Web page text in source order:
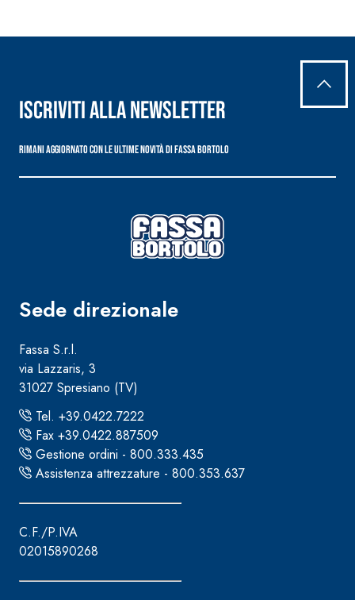
Iscriviti alla newsletter
Rimani aggiornato con le ultime novità di Fassa Bortolo
Sede direzionale
Fassa S.r.l.
via Lazzaris, 3
31027 Spresiano (TV)
Tel. +39.0422.7222
Fax +39.0422.887509
Gestione ordini - 800.333.435
Assistenza attrezzature - 800.353.637
C.F./P.IVA
02015890268